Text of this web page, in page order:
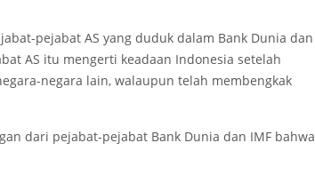
pejabat AS yang duduk dalam Bank Dunia dan
AS itu mengerti keadaan Indonesia setelah
negara lain, walaupun telah membengkak
dari pejabat-pejabat Bank Dunia dan IMF bahwa